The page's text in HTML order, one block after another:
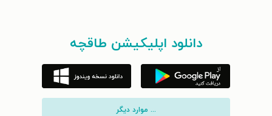
دانلود اپلیکیشن طاقچه
... موارد دیگر